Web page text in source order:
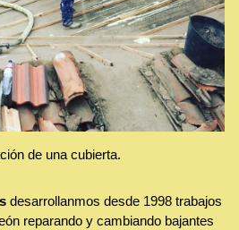
de una cubierta.
desarrollanmos desde 1998 trabajos
reparando y cambiando bajantes